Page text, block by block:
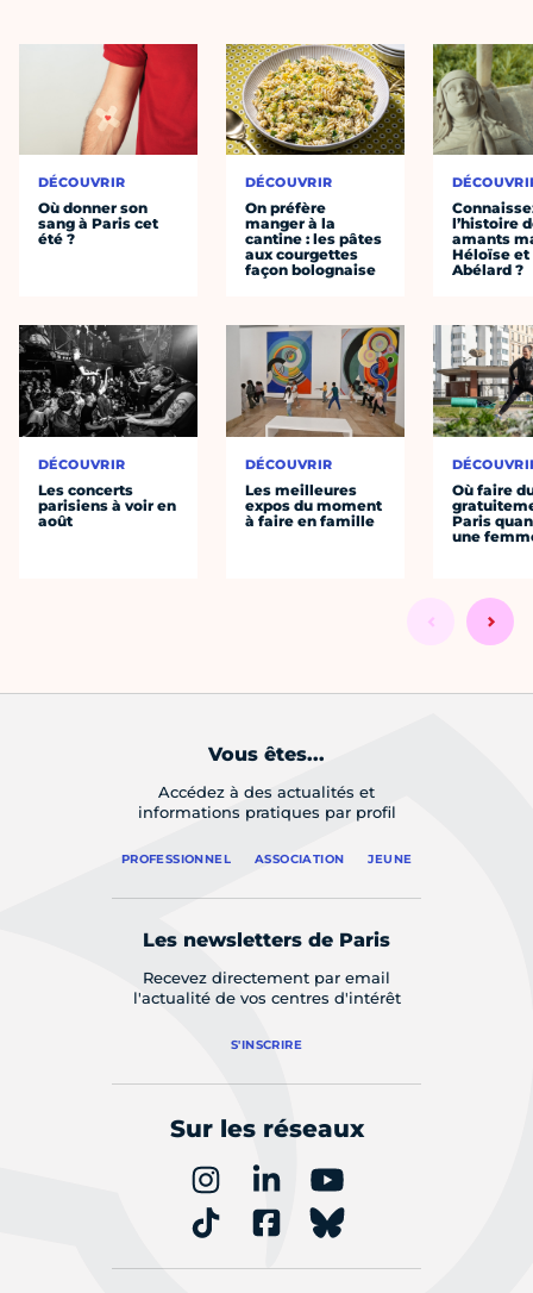
DÉCOUVRIR
Où donner son
sang à Paris cet
été ?
DÉCOUVRIR
Les concerts
parisiens à voir en
août
DÉCOUVRIR
On préfère
manger à la
cantine : les pâtes
aux courgettes
façon bolognaise
DÉCOUVRIR
Les meilleures
expos du moment
à faire en famille
l’histoire
amants
Héloïse et
Abélard ?
Où faire
Paris
une
Vous êtes...
Accédez à des actualités et
informations pratiques par profil
PROFESSIONNEL ASSOCIATION JEUNE
Les newsletters de Paris
Recevez directement par email
l'actualité de vos centres d'intérêt
S'INSCRIRE
Sur les réseaux